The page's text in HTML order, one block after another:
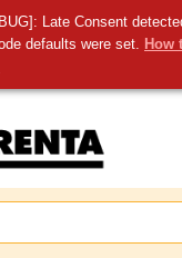
Late Consent
defaults were set. How